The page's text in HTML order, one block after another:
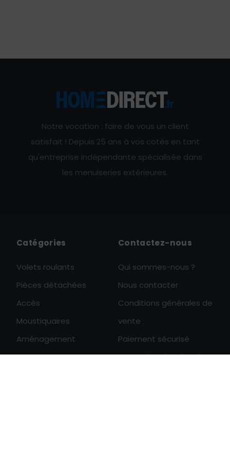
Notre vocation : faire de vous un client
satisfait ! Depuis 25 ans à vos cotés en tant
qu'entreprise indépendante spécialisée dans
les menuiseries extérieures.
Catégories
Volets roulants
Pièces détachées
Accès
Moustiquaires
Aménagement
Contactez-nous
Qui sommes-nous ?
Nous contacter
Conditions générales de
vente
Paiement sécurisé
Protection des données